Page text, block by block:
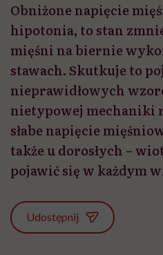
Obniżone napięcie
hipotonia, to stan
mięśni na biernie
stawach. Skutkuje to
nieprawidłowych
nietypowej mechaniki
słabe napięcie
także u dorosłych –
pojawić się w każdym
Udostępnij